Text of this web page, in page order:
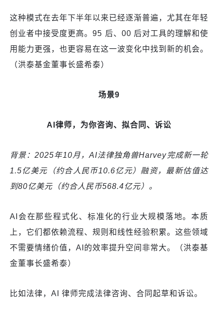
这种模式在去年下半年以来已经逐渐普遍，尤其在年轻
创业者中接受度更高。95 后、00 后对工具的理解和使
用能力更强，也更容易在这一波变化中找到新的机会。
（洪泰基金董事长盛希泰）
场景9
AI律师，为你咨询、拟合同、诉讼
背景：2025年10月，AI法律独角兽Harvey完成新一轮
1.5亿美元（约合人民币10.6亿元）融资，最新估值达
到80亿美元（约合人民币568.4亿元）。
AI会在那些程式化、标准化的行业大规模落地。本质
上，它们都依赖流程、规则和线性经验积累。这些领域
不需要情绪价值，AI的效率提升空间非常大。（洪泰基
金董事长盛希泰）
比如法律，AI 律师完成法律咨询、合同起草和诉讼。